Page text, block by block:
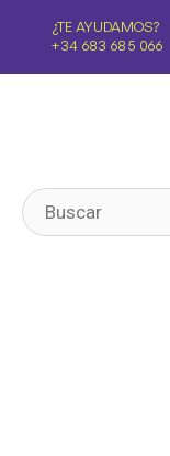
¿TE AYUDAMOS?
+34 683 685 066